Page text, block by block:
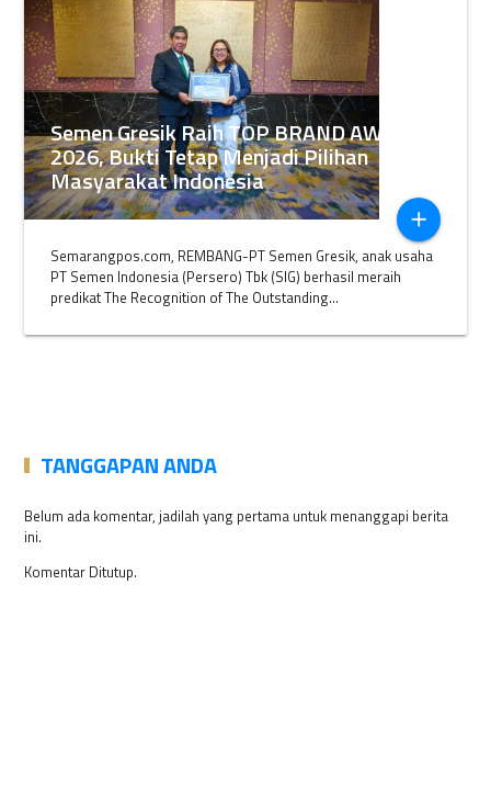
Semen Gresik Raih TOP BRAND AWARDS
2026, Bukti Tetap Menjadi Pilihan
Masyarakat Indonesia
add
Semarangpos.com, REMBANG-PT Semen Gresik, anak usaha
PT Semen Indonesia (Persero) Tbk (SIG) berhasil meraih
predikat The Recognition of The Outstanding...
TANGGAPAN ANDA
Belum ada komentar, jadilah yang pertama untuk menanggapi berita
ini.
Komentar Ditutup.